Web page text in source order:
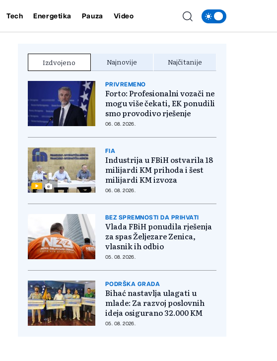
Tech Energetika Pauza Video
Izdvojeno Najnovije Najčitanije
PRIVREMENO
Forto: Profesionalni vozači ne
mogu više čekati, EK ponudili
smo provodivo rješenje
06. 08. 2026.
FIA
Industrija u FBiH ostvarila 18
milijardi KM prihoda i šest
milijardi KM izvoza
06. 08. 2026.
BEZ SPREMNOSTI DA PRIHVATI
Vlada FBiH ponudila rješenja
za spas Željezare Zenica,
vlasnik ih odbio
05. 08. 2026.
PODRŠKA GRADA
Bihać nastavlja ulagati u
mlade: Za razvoj poslovnih
ideja osigurano 32.000 KM
05. 08. 2026.